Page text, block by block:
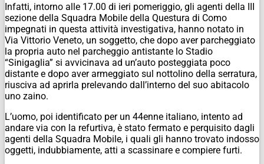
Infatti, intorno alle 17.00 di ieri pomeriggio, gli agenti della III
sezione della Squadra Mobile della Questura di Como
impegnati in questa attività investigativa, hanno notato in
Via Vittorio Veneto, un soggetto, che dopo aver parcheggiato
la propria auto nel parcheggio antistante lo Stadio
“Sinigaglia” si avvicinava ad un’auto posteggiata poco
distante e dopo aver armeggiato sul nottolino della serratura,
riusciva ad aprirla prelevando dall’interno del suo abitacolo
uno zaino.
L’uomo, poi identificato per un 44enne italiano, intento ad
andare via con la refurtiva, è stato fermato e perquisito dagli
agenti della Squadra Mobile, i quali gli hanno trovato indosso
oggetti, indubbiamente, atti a scassinare e compiere furti.